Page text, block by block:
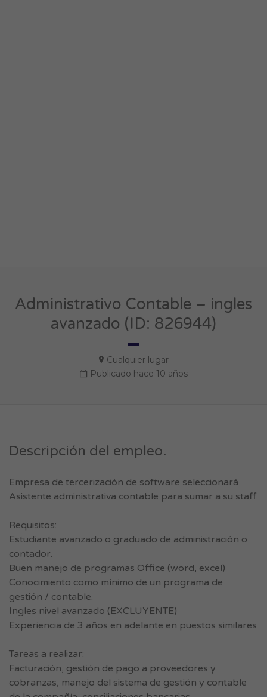
Administrativo Contable – ingles
avanzado (ID: 826944)
Cualquier lugar
Publicado hace 10 años
Descripción del empleo.
Empresa de tercerización de software seleccionará
Asistente administrativa contable para sumar a su staff.
Requisitos:
Estudiante avanzado o graduado de administración o
contador.
Buen manejo de programas Office (word, excel)
Conocimiento como mínimo de un programa de
gestión / contable.
Ingles nivel avanzado (EXCLUYENTE)
Experiencia de 3 años en adelante en puestos similares
Tareas a realizar:
Facturación, gestión de pago a proveedores y
cobranzas, manejo del sistema de gestión y contable